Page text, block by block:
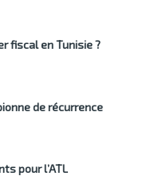
fiscal en Tunisie ?
de récurrence
pour l’ATL